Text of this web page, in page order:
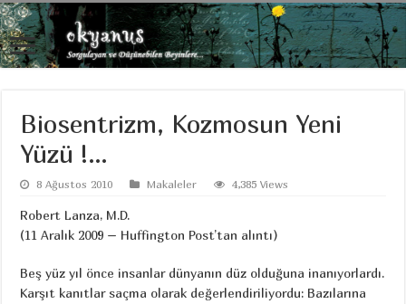
Biosentrizm, Kozmosun Yeni
Yüzü !…
8 Ağustos 2010 Makaleler 4,385 Views
Robert Lanza, M.D.
(11 Aralık 2009 – Huffington Post’tan alıntı)
Beş yüz yıl önce insanlar dünyanın düz olduğuna inanıyorlardı.
Karşıt kanıtlar saçma olarak değerlendiriliyordu: Bazılarına